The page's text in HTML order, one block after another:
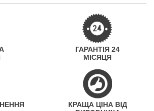
ГАРАНТІЯ 24
МІСЯЦЯ
КРАЩА ЦІНА ВІД